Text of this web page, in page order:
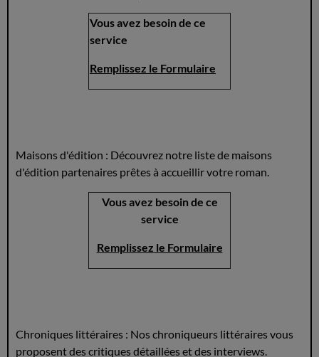
Vous avez besoin de ce
service
Remplissez le Formulaire
Maisons d'édition : Découvrez notre liste de maisons
d'édition partenaires prêtes à accueillir votre roman.
Vous avez besoin de ce
service
Remplissez le Formulaire
Chroniques littéraires : Nos chroniqueurs littéraires vous
proposent des critiques détaillées et des interviews.